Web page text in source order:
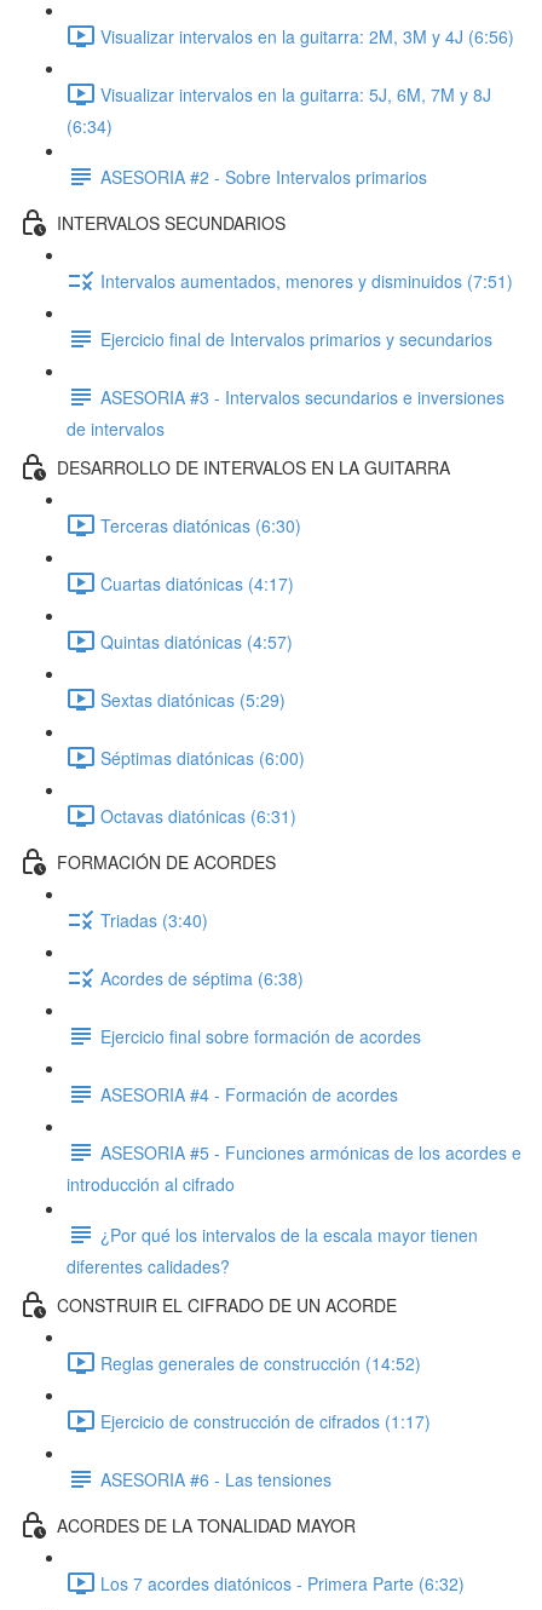
Visualizar intervalos en la guitarra: 2M, 3M y 4J (6:56)
Visualizar intervalos en la guitarra: 5J, 6M, 7M y 8J
(6:34)
ASESORIA #2 - Sobre Intervalos primarios
INTERVALOS SECUNDARIOS
Intervalos aumentados, menores y disminuidos (7:51)
Ejercicio final de Intervalos primarios y secundarios
ASESORIA #3 - Intervalos secundarios e inversiones
de intervalos
DESARROLLO DE INTERVALOS EN LA GUITARRA
Terceras diatónicas (6:30)
Cuartas diatónicas (4:17)
Quintas diatónicas (4:57)
Sextas diatónicas (5:29)
Séptimas diatónicas (6:00)
Octavas diatónicas (6:31)
FORMACIÓN DE ACORDES
Triadas (3:40)
Acordes de séptima (6:38)
Ejercicio final sobre formación de acordes
ASESORIA #4 - Formación de acordes
ASESORIA #5 - Funciones armónicas de los acordes e
introducción al cifrado
¿Por qué los intervalos de la escala mayor tienen
diferentes calidades?
CONSTRUIR EL CIFRADO DE UN ACORDE
Reglas generales de construcción (14:52)
Ejercicio de construcción de cifrados (1:17)
ASESORIA #6 - Las tensiones
ACORDES DE LA TONALIDAD MAYOR
Los 7 acordes diatónicos - Primera Parte (6:32)